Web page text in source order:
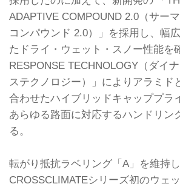
ADAPTIVE COMPOUND 2.0（サー
コンパウンド 2.0）」を採用し、幅
たドライ・ウェット・スノー性能を
RESPONSE TECHNOLOGY（ダイ
ステクノロジー）」によりアラミド
合わせたハイブリッドキャッププラ
あらゆる路面に対応するハンドリン
る。
転がり抵抗ラベリング「A」を維持し
CROSSCLIMATEシリーズ初のウェ